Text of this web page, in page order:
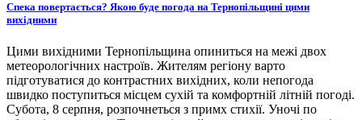
Спека повертається? Якою буде погода на Тернопільщині цими
вихідними
Цими вихідними Тернопільщина опиниться на межі двох
метеорологічних настроїв. Жителям регіону варто
підготуватися до контрастних вихідних, коли непогода
швидко поступиться місцем сухій та комфортній літній погоді.
Субота, 8 серпня, розпочнеться з примх стихії. Уночі по